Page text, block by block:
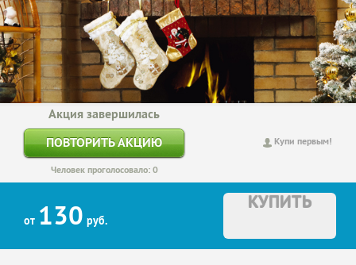
Купи первым!
Акция завершилась
ПОВТОРИТЬ АКЦИЮ
Человек проголосовало: 0
от 130 руб.
КУПИТЬ